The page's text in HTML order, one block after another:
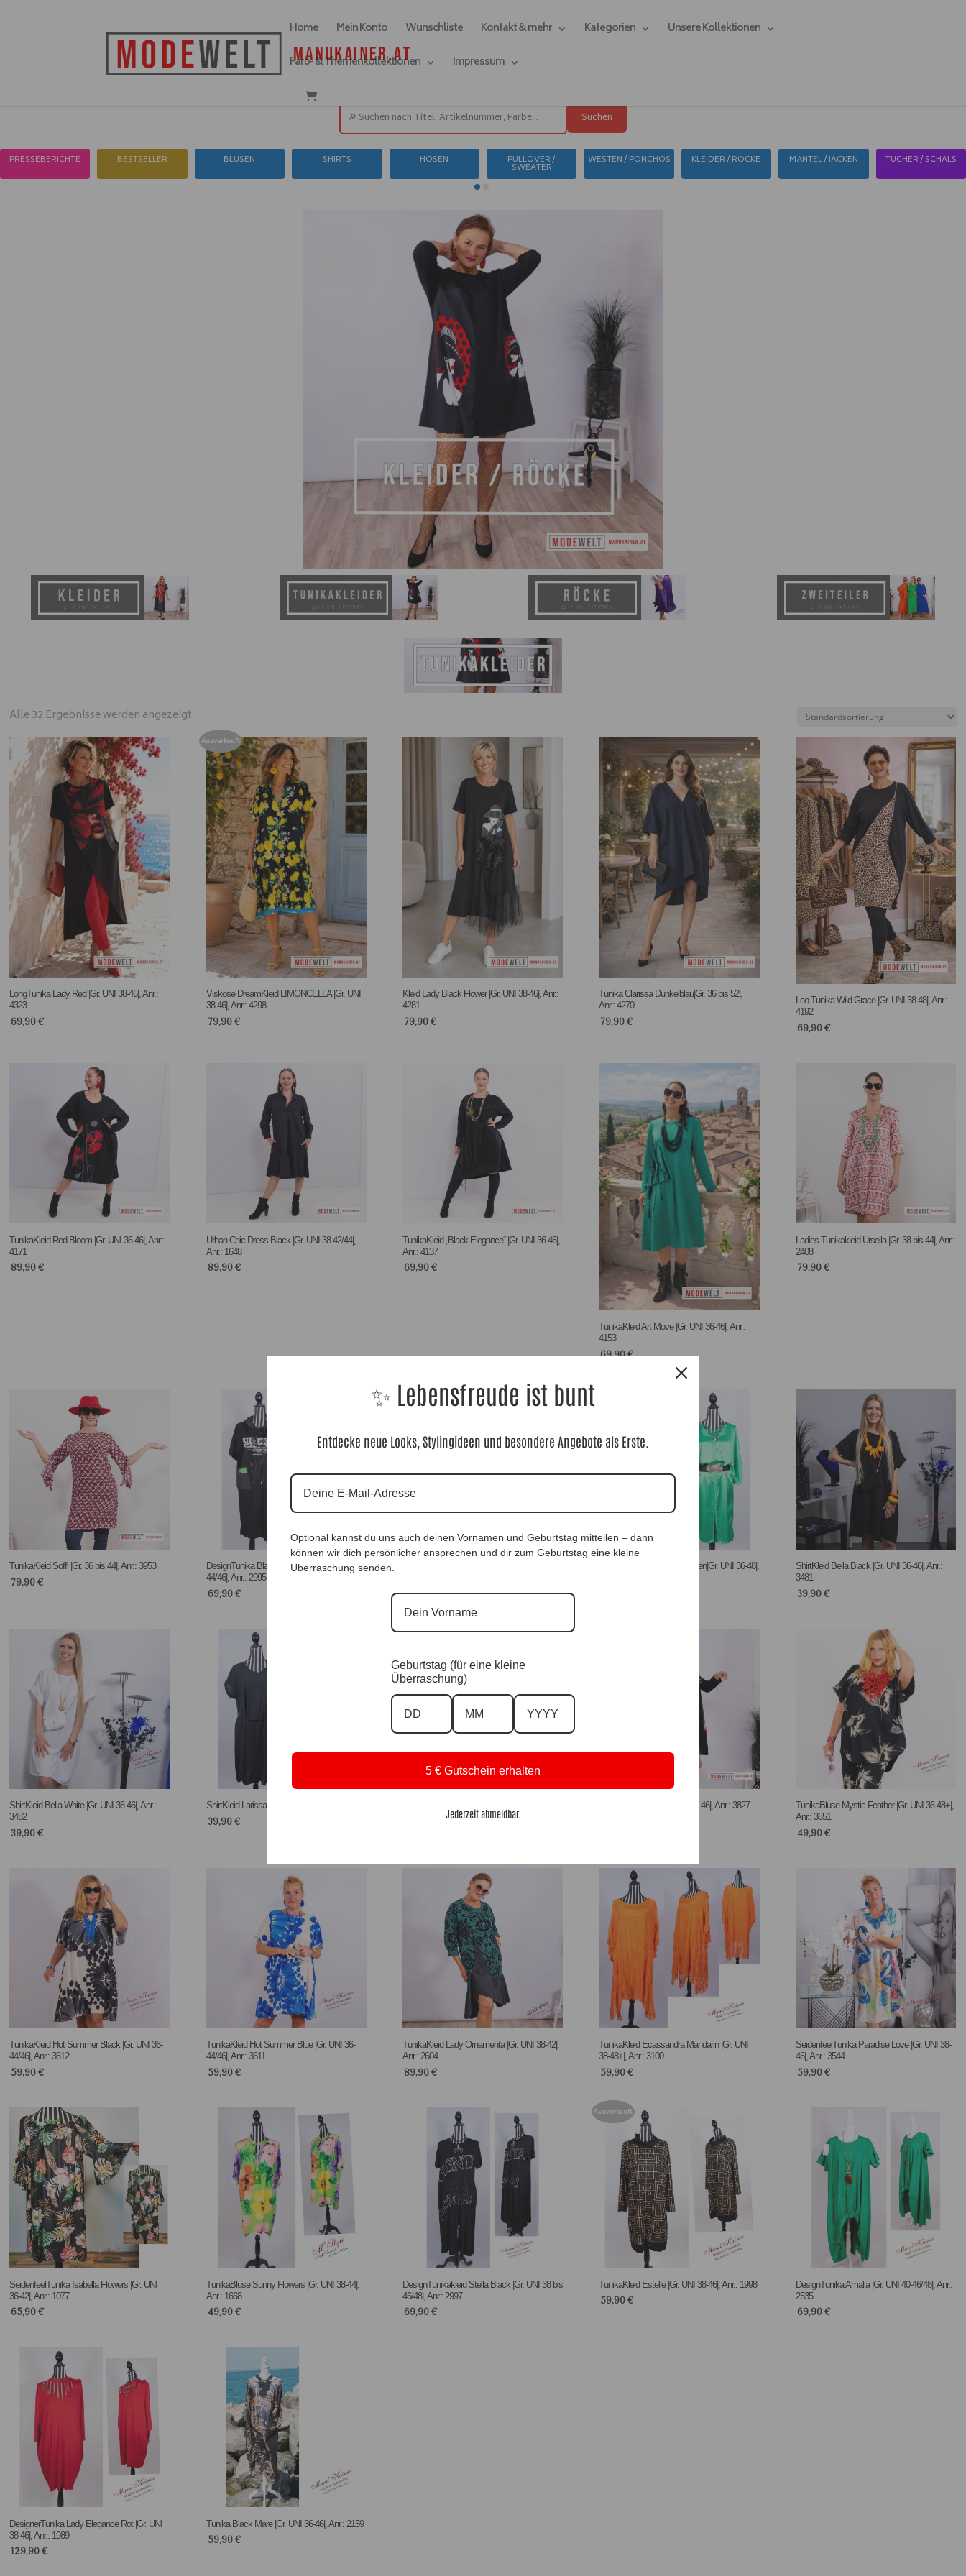
Home Mein Konto Wunschliste Kontakt & mehr Kategorien
Unsere Kollektionen
Farb- & Themenkollektionen
Impressum
Suchen
PRESSEBERICHTE BESTSELLER BLUSEN SHIRTS HOSEN PULLOVER /
SWEATER
WESTEN / PONCHOS KLEIDER / RÖCKE MÄNTEL / JACKEN TÜCHER / SCHALS
Alle 32 Ergebnisse werden angezeigt
LongTunika Lady Red |Gr. UNI 38-46|, Anr.:
4323
69,90€
Ausverkauft
Viskose DreamKleid LIMONCELLA |Gr. UNI
38-46|, Anr.: 4298
79,90€
Kleid Lady Black Flower |Gr. UNI 38-46|, Anr.:
4281
79,90€
Tunika Clarissa Dunkelblau|Gr. 36 bis 52|,
Anr.: 4270
79,90€
Leo Tunika Wild Grace |Gr. UNI 38-48|, Anr.:
4192
69,90€
TunikaKleid Red Bloom |Gr. UNI 36-46|, Anr.:
4171
89,90€
Urban Chic Dress Black |Gr. UNI 38-42/44|,
Anr.: 1648
89,90€
TunikaKleid „Black Elegance“ |Gr. UNI 36-46|,
Anr.: 4137
69,90€
TunikaKleid Art Move |Gr. UNI 36-46|, Anr.:
4153
69,90€
Ladies Tunikakleid Ursella |Gr. 38 bis 44|, Anr.:
2408
79,90€
TunikaKleid Soffi |Gr. 36 bis 44|, Anr.: 3953
79,90€
DesignTunika BlackLightning|Gr. UNI 38-
44/46|, Anr.: 2995
69,90€ 69,90€
DesignTunika La Donna Green|Gr. UNI 36-48|,
ShirtKleid Bella Black |Gr. UNI 36-46|, Anr.:
3481
39,90€
ShirtKleid Bella White |Gr. UNI 36-46|, Anr.:
3482
39,90€
ShirtKleid Larissa |Gr. UNI 38-44|, Anr.: 3112
39,90€
Tunika Lady Red |Gr. UNI 36-46|, Anr.: 3827
TunikaBluse Mystic Feather |Gr. UNI 36-48+|,
Anr.: 3651
49,90€
TunikaKleid Hot Summer Black |Gr. UNI 36-
44/46|, Anr.: 3612
59,90€
TunikaKleid Hot Summer Blue |Gr. UNI 36-
44/46|, Anr.: 3611
59,90€
TunikaKleid Lady Ornamenta |Gr. UNI 38-42|,
Anr.: 2604
89,90€
TunikaKleid Ecassandra Mandarin |Gr. UNI
38-48+|, Anr.: 3100
59,90€
SeidenfeelTunika Paradise Love |Gr. UNI 38-
46|, Anr.: 3544
59,90€
SeidenfeelTunika Isabella Flowers |Gr. UNI
36-42|, Anr.: 1077
65,90€
TunikaBluse Sunny Flowers |Gr. UNI 38-44|,
Anr.: 1668
49,90€
DesignTunikakleid Stella Black |Gr. UNI 38 bis
46/48|, Anr.: 2997
69,90€
Ausverkauft
TunikaKleid Estelle |Gr. UNI 38-46|, Anr.: 1998
59,90€
DesignTunika Amalia |Gr. UNI 40-46/48|, Anr.:
2535
69,90€
DesignerTunika Lady Elegance Rot |Gr. UNI
38-46|, Anr.: 1989
129,90€
Tunika Black Mare |Gr. UNI 36-46|, Anr.: 2159
59,90€
✨ Lebensfreude ist bunt
Entdecke neue Looks, Stylingideen und besondere Angebote als Erste.
Optional kannst du uns auch deinen Vornamen und Geburtstag mitteilen – dann
können wir dich persönlicher ansprechen und dir zum Geburtstag eine kleine
Überraschung senden.
Geburtstag (für eine kleine
Überraschung)
5 € Gutschein erhalten
Jederzeit abmeldbar.